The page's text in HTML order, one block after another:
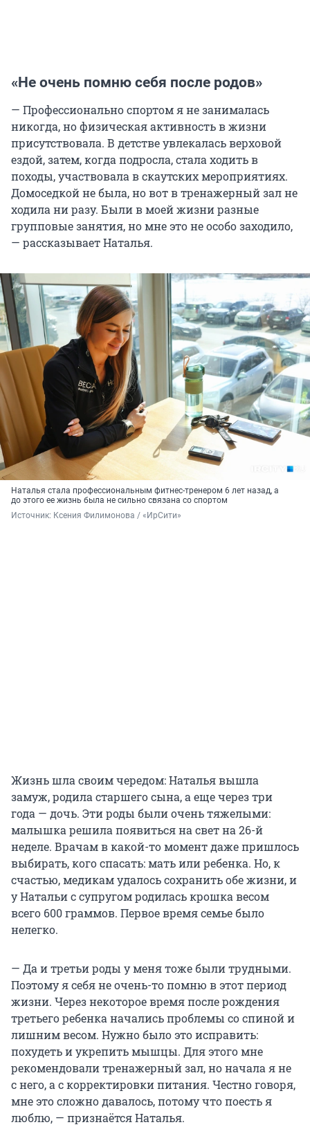
«Не очень помню себя после родов»
— Профессионально спортом я не занималась
никогда, но физическая активность в жизни
присутствовала. В детстве увлекалась верховой
ездой, затем, когда подросла, стала ходить в
походы, участвовала в скаутских мероприятиях.
Домоседкой не была, но вот в тренажерный зал не
ходила ни разу. Были в моей жизни разные
групповые занятия, но мне это не особо заходило,
— рассказывает Наталья.
Наталья стала профессиональным фитнес-тренером 6 лет назад, а
до этого ее жизнь была не сильно связана со спортом
Источник: Ксения Филимонова / «ИрСити»
Жизнь шла своим чередом: Наталья вышла
замуж, родила старшего сына, а еще через три
года — дочь. Эти роды были очень тяжелыми:
малышка решила появиться на свет на 26-й
неделе. Врачам в какой-то момент даже пришлось
выбирать, кого спасать: мать или ребенка. Но, к
счастью, медикам удалось сохранить обе жизни, и
у Натальи с супругом родилась крошка весом
всего 600 граммов. Первое время семье было
нелегко.
— Да и третьи роды у меня тоже были трудными.
Поэтому я себя не очень-то помню в этот период
жизни. Через некоторое время после рождения
третьего ребенка начались проблемы со спиной и
лишним весом. Нужно было это исправить:
похудеть и укрепить мышцы. Для этого мне
рекомендовали тренажерный зал, но начала я не
с него, а с корректировки питания. Честно говоря,
мне это сложно давалось, потому что поесть я
люблю, — признаётся Наталья.